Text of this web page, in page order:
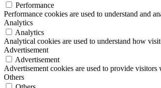
Performance
Performance cookies are used to understand and
Analytics
Analytics
Analytical cookies are used to understand how
Advertisement
Advertisement
Advertisement cookies are used to provide
Others